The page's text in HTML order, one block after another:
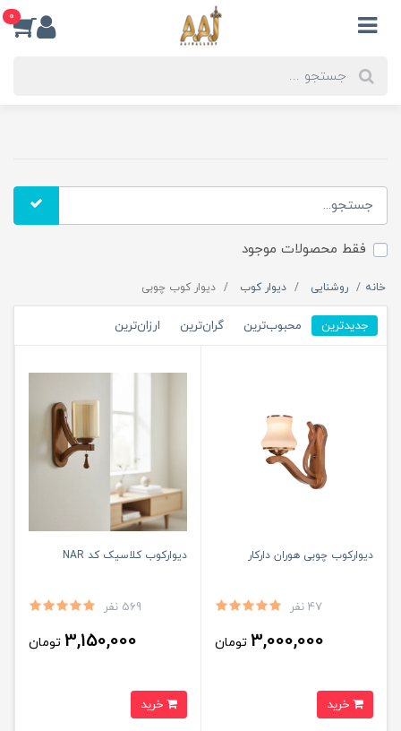
0
فقط محصولات موجود
خانه روشنایی دیوار کوب دیوار کوب چوبی
جدیدترین محبوب‌ترین گران‌ترین ارزان‌ترین
دیوارکوب چوبی هوران دارکار
47 نفر
3,000,000 تومان
دیوارکوب کلاسیک کد NAR
569 نفر
3,150,000 تومان